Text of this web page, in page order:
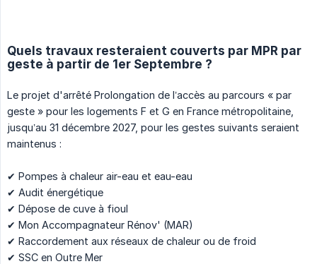
Quels travaux resteraient couverts par MPR par
geste à partir de 1er Septembre ?
Le projet d'arrêté Prolongation de l’accès au parcours « par
geste » pour les logements F et G en France métropolitaine,
jusqu’au 31 décembre 2027, pour les gestes suivants seraient
maintenus :
✔ Pompes à chaleur air-eau et eau-eau
✔ Audit énergétique
✔ Dépose de cuve à fioul
✔ Mon Accompagnateur Rénov' (MAR)
✔ Raccordement aux réseaux de chaleur ou de froid
✔ SSC en Outre Mer